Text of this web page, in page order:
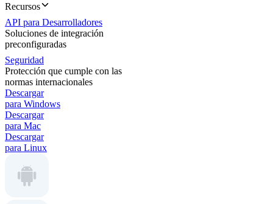
Recursos
API para Desarrolladores
Soluciones de integración
preconfiguradas
Seguridad
Protección que cumple con las
normas internacionales
Descargar
para Windows
Descargar
para Mac
Descargar
para Linux